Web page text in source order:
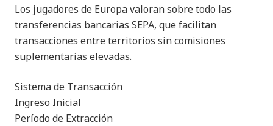
Los jugadores de Europa valoran sobre todo las
transferencias bancarias SEPA, que facilitan
transacciones entre territorios sin comisiones
suplementarias elevadas.
Sistema de Transacción
Ingreso Inicial
Período de Extracción